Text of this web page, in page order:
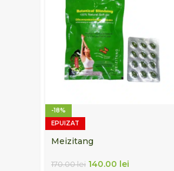
-18%
EPUIZAT
Meizitang
170.00lei 140.00 lei